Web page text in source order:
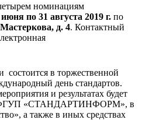
номинациям
июня по 31 августа 2019 г. по
д. 4. Контактный
в торжественной
день стандартов.
и результатах будет
ФГУП «СТАНДАРТИНФОРМ», в
а также в иных средствах